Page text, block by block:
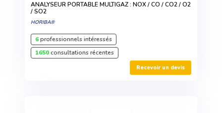
ANALYSEUR PORTABLE MULTIGAZ : NOX / CO / CO2 / O2
/ SO2
HORIBA®
6professionnels intéressés
1650consultations récentes
Recevoir un devis